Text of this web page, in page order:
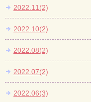
2022.11(2)
2022.10(2)
2022.08(2)
2022.07(2)
2022.06(3)